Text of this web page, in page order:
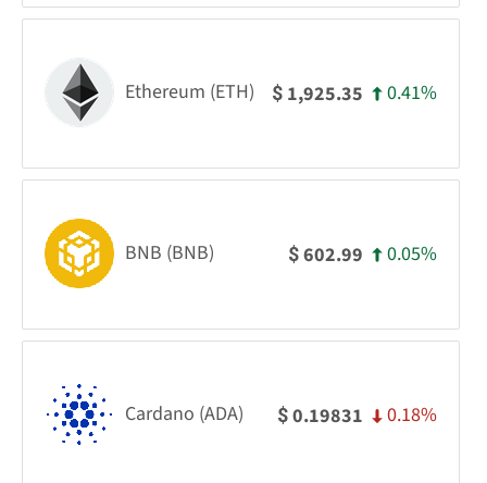
Ethereum (ETH) $ 1,925.35 0.41%
BNB (BNB) $602.99 0.05%
Cardano (ADA) $0.19831 0.18%